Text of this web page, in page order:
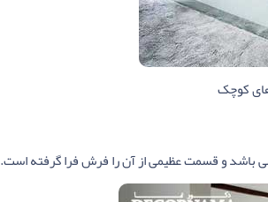
کوچک
باشد و قسمت عظیمی از آن را فرش فرا گرفته است.